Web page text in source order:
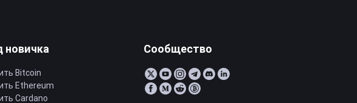
новичка
Bitcoin
Ethereum
Cardano
Сообщество